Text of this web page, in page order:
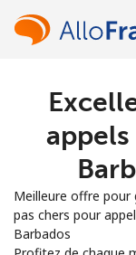
Vous avez
Meilleure offre
pas chers pour
Barbados